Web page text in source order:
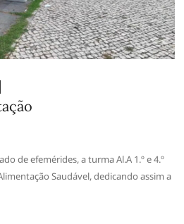
de efemérides, a turma Al.A 1.º e 4.º
Saudável, dedicando assim a